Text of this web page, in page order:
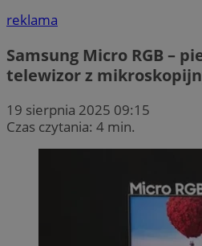
reklama
Samsung Micro RGB –
telewizor z
19 sierpnia 2025 09:15
Czas czytania: 4 min.